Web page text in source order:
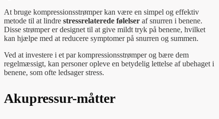
At bruge kompressionsstrømper kan være en simpel og effektiv
metode til at lindre stressrelaterede følelser af snurren i benene.
Disse strømper er designet til at give mildt tryk på benene, hvilket
kan hjælpe med at reducere symptomer på snurren og summen.
Ved at investere i et par kompressionsstrømper og bære dem
regelmæssigt, kan personer opleve en betydelig lettelse af ubehaget i
benene, som ofte ledsager stress.
Akupressur-måtter